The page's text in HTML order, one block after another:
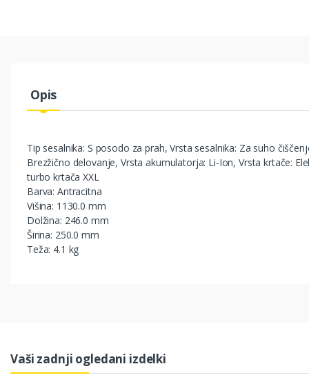
Opis
Tip sesalnika: S posodo za prah, Vrsta sesalnika: Za suho
Brezžično delovanje, Vrsta akumulatorja: Li-Ion, Vrsta krtače:
turbo krtača XXL
Barva: Antracitna
Višina: 1130.0 mm
Dolžina: 246.0 mm
Širina: 250.0 mm
Teža: 4.1 kg
Vaši zadnji ogledani izdelki